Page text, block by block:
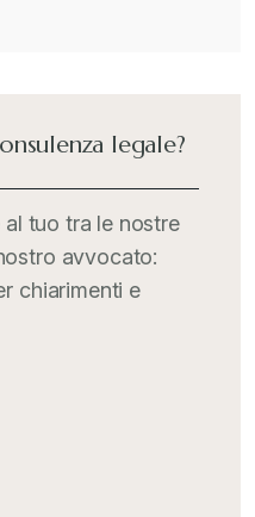
legale?
tuo tra le nostre
avvocato:
chiarimenti e